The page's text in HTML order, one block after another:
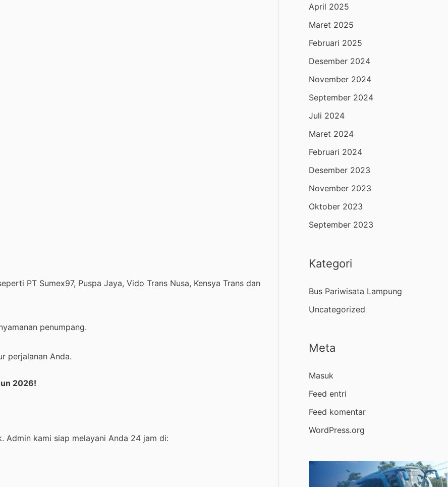
PT Sumex97, Puspa Jaya, Vido Trans Nusa, Kensya Trans dan
penumpang.
perjalanan Anda.
2026!
Admin kami siap melayani Anda 24 jam di:
April 2025
Maret 2025
Februari 2025
Desember 2024
November 2024
September 2024
Juli 2024
Maret 2024
Februari 2024
Desember 2023
November 2023
Oktober 2023
September 2023
Kategori
Bus Pariwisata Lampung
Uncategorized
Meta
Masuk
Feed entri
Feed komentar
WordPress.org